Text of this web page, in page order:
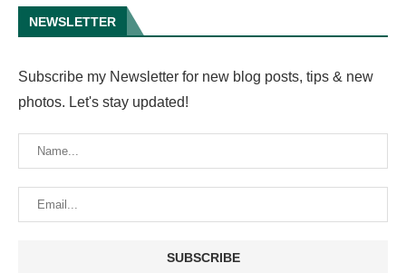
NEWSLETTER
Subscribe my Newsletter for new blog posts, tips & new
photos. Let's stay updated!